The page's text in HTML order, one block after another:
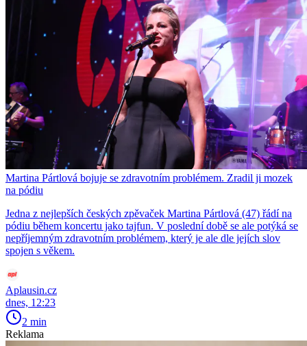
Martina Pártlová bojuje se zdravotním problémem. Zradil ji mozek
na pódiu
Jedna z nejlepších českých zpěvaček Martina Pártlová (47) řádí na
pódiu během koncertu jako tajfun. V poslední době se ale potýká se
nepříjemným zdravotním problémem, který je ale dle jejích slov
spojen s věkem.
Aplausin.cz
dnes, 12:23
2 min
Reklama